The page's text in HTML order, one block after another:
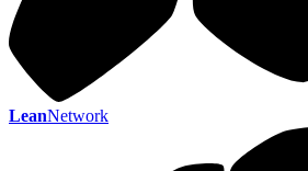
LeanNetwork